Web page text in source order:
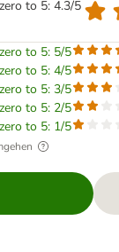
to 5: 4.3/5
to 5: 5/5
to 5: 4/5
to 5: 3/5
to 5: 2/5
to 5: 1/5